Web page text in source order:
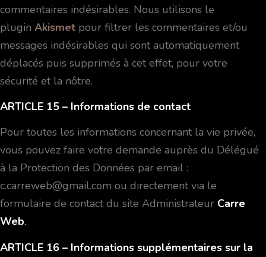
commentaires indésirables. Nous utilisons le
plugin Akismet pour filtrer les commentaires et/ou
messages indésirables qui sont automatiquement
déplacés puis supprimés à cet effet, pour votre
sécurité et la nôtre.
ARTICLE 15 – Informations de contact
Pour toutes les informations concernant la vie privée,
vous pouvez faire votre demande auprès du Délégué
à la Protection des Données par email :
c.carreweb@gmail.com ou directement via le
formulaire de contact du site Administrateur Carre
Web.
ARTICLE 16 – Informations supplémentaires sur la